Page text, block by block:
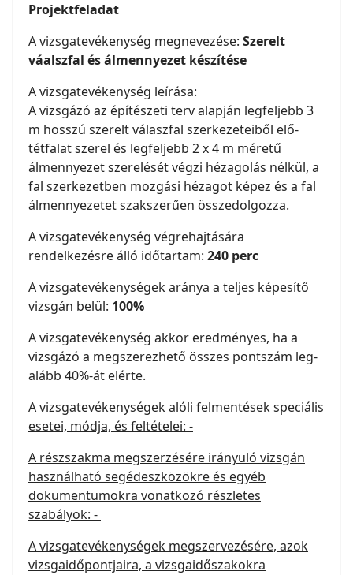
Projektfeladat
A vizsgatevékenység megnevezése: Szerelt
váalszfal és álmennyezet készítése
A vizsgatevékenység leírása:
A vizsgázó az építészeti terv alapján legfeljebb 3
m hosszú szerelt válaszfal szerkezeteiből elő-
tétfalat szerel és legfeljebb 2 x 4 m méretű
álmennyezet szerelését végzi hézagolás nélkül, a
fal szerkezetben mozgási hézagot képez és a fal
álmennyezetet szakszerűen összedolgozza.
A vizsgatevékenység végrehajtására
rendelkezésre álló időtartam: 240 perc
A vizsgatevékenységek aránya a teljes képesítő
vizsgán belül: 100%
A vizsgatevékenység akkor eredményes, ha a
vizsgázó a megszerezhető összes pontszám leg-
alább 40%-át elérte.
A vizsgatevékenységek alóli felmentések speciális
esetei, módja, és feltételei: -
A részszakma megszerzésére irányuló vizsgán
használható segédeszközökre és egyéb
dokumentumokra vonatkozó részletes
szabályok: -
A vizsgatevékenységek megszervezésére, azok
vizsgaidőpontjaira, a vizsgaidőszakokra